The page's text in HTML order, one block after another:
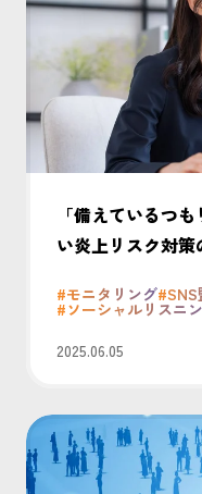
「備えているつ
い炎上リスク対策
#モニタリング#SNS
#ソーシャルリスニ
2025.06.05